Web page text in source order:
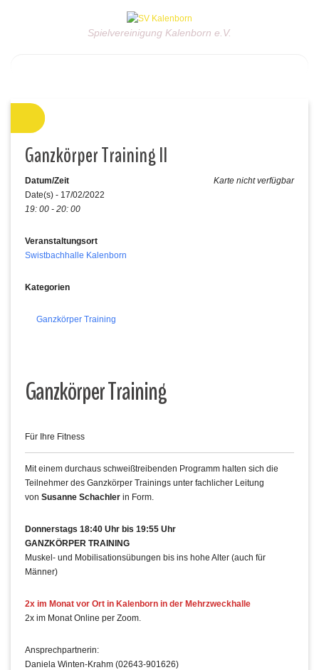
Spielvereinigung Kalenborn e.V.
Ganzkörper Training II
Karte nicht verfügbar
Datum/Zeit
Date(s) - 17/02/2022
19: 00 - 20: 00
Veranstaltungsort
Swistbachhalle Kalenborn
Kategorien
Ganzkörper Training
Ganzkörper Training
Für Ihre Fitness
Mit einem durchaus schweißtreibenden Programm halten sich die
Teilnehmer des Ganzkörper Trainings unter fachlicher Leitung
von Susanne Schachler in Form.
Donnerstags 18:40 Uhr bis 19:55 Uhr
GANZKÖRPER TRAINING
Muskel- und Mobilisationsübungen bis ins hohe Alter (auch für
Männer)
2x im Monat vor Ort in Kalenborn in der Mehrzweckhalle
2x im Monat Online per Zoom.
Ansprechpartnerin:
Daniela Winten-Krahm (02643-901626)